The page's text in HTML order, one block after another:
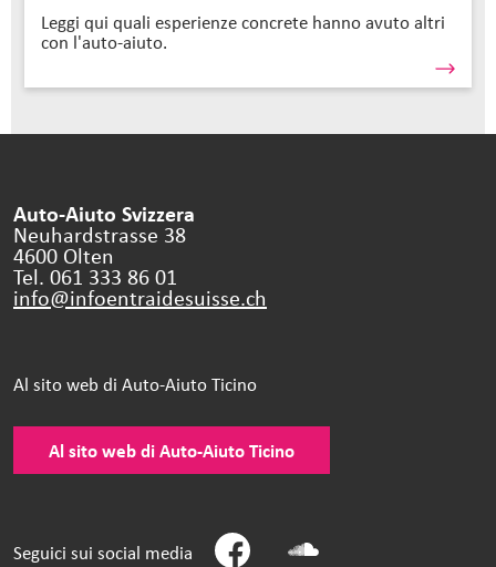
Leggi qui quali esperienze concrete hanno avuto altri
con l'auto-aiuto.
Auto-Aiuto Svizzera
Neuhardstrasse 38
4600 Olten
Tel. 061 333 86 01
info@infoentraidesuisse.ch
Al sito web di Auto-Aiuto Ticino
Al sito web di Auto-Aiuto Ticino
Seguici sui social media